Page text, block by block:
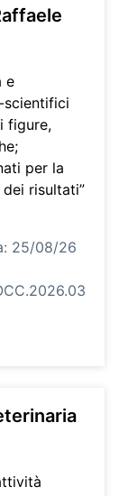
e
figure,
per la
risultati”
25/08/26